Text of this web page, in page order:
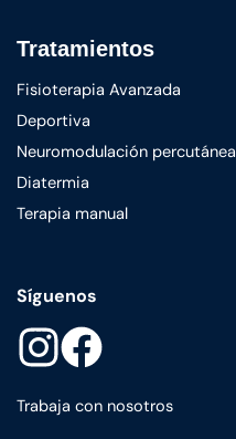
Tratamientos
Fisioterapia Avanzada
Deportiva
Neuromodulación percutánea
Diatermia
Terapia manual
Síguenos
Trabaja con nosotros